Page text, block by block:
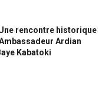
rencontre historique
Ardian
Kabatoki